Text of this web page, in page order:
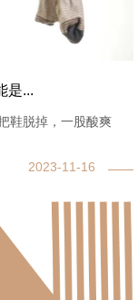
是...
鞋脱掉，一股酸爽
2023-11-16